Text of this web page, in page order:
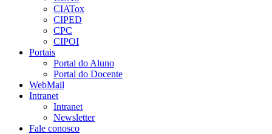
CIATox
CIPED
CPC
CIPOI
Portais
Portal do Aluno
Portal do Docente
WebMail
Intranet
Intranet
Newsletter
Fale conosco